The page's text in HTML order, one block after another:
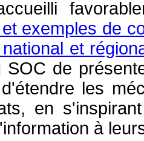
exemples de
et
SOC de
les
en
à